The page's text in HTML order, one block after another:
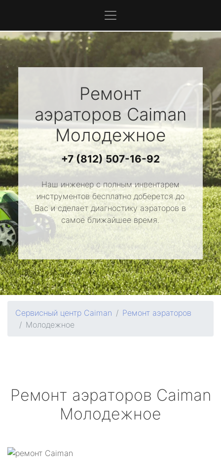
Ремонт
аэраторов Caiman
Молодежное
+7 (812) 507-16-92
Наш инженер с полным инвентарем
инструментов бесплатно доберется до
Вас и сделает диагностику аэраторов в
самое ближайшее время.
Сервисный центр Caiman
Ремонт аэраторов
Молодежное
Ремонт аэраторов Caiman
Молодежное